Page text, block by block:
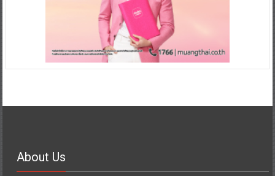
About Us